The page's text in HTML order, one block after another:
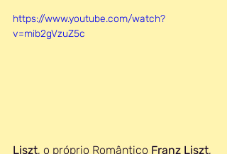
https://www.youtube.com/watch?
v=mib2gVzuZ5c
Liszt, o próprio Romântico Franz Liszt,